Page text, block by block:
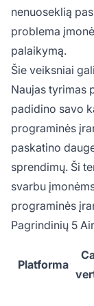
nenuoseklią
problema
palaikymą.
Šie veiksniai
Naujas tyrimas
padidino savo
programinės
paskatino
sprendimų. Ši
svarbu
programinės
Pagrindinių 5
Platforma